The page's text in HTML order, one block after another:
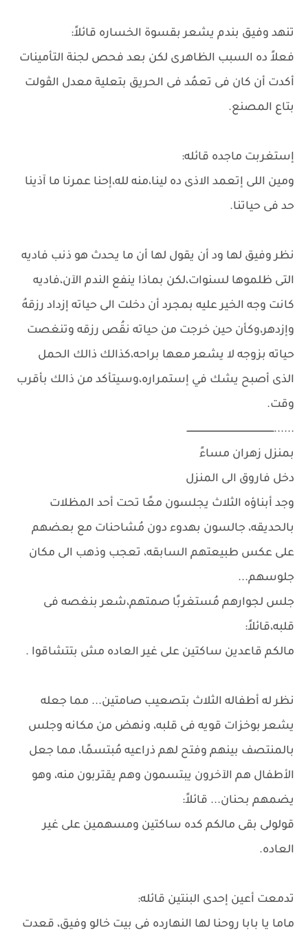
تنهد وفيق بندم يشعر بقسوة الخساره قائلاً:
فعلاً ده السبب الظاهرى لكن بعد فحص لجنة التأمينات
أكدت أن كان فى تعمُد فى الحريق بتعلية معدل الڤولت
بتاع المصنع.
إستغربت ماجده قائله:
ومين اللى إتعمد الاذى ده لينا،منه لله،إحنا عمرنا ما آذينا
حد فى حياتنا.
نظر وفيق لها ود أن يقول لها أن ما يحدث هو ذنب فاديه
التى ظلموها لسنوات،لكن بماذا ينفع الندم الآن،فاديه
كانت وجه الخير عليه بمجرد أن دخلت الى حياته إزداد رزقهُ
وإزدهر،وكأن حين خرجت من حياته نقُص رزقه وتنغصت
حياته بزوجه لا يشعر معها براحه،كذالك ذالك الحمل
الذى أصبح يشك في إستمراره،وسيتأكد من ذالك بأقرب
وقت.
......ـــــــــــــــــــــــــــــــــــــــــــــــــــــــــــــــ
بمنزل زهران مساءً
دخل فاروق الى المنزل
وجد أبناؤه الثلاث يجلسون معًا تحت أحد المظلات
بالحديقه، جالسون بهدوء دون مُشاحنات مع بعضهم
على عكس طبيعتهم السابقه، تعجب وذهب الى مكان
جلوسهم...
جلس لجوارهم مُستغربًا صمتهم،شعر بنغصه فى
قلبه،قائلاً:
مالكم قاعدين ساكتين على غير العاده مش بتتشاقوا .
نظر له أطفاله الثلاث بتصعيب صامتين... مما جعله
يشعر بوخزات قويه فى قلبه، ونهض من مكانه وجلس
بالمنتصف بينهم وفتح لهم ذراعيه مُبتسمًا، مما جعل
الأطفال هم الآخرون يبتسمون وهم يقتربون منه، وهو
يضمهم بحنان... قائلاً:
قولولى بقى مالكم كده ساكتين ومسهمين على غير
العاده.
تدمعت أعين إحدى البنتين قائله:
ماما يا بابا روحنا لها النهارده فى بيت خالو وفيق، قعدت